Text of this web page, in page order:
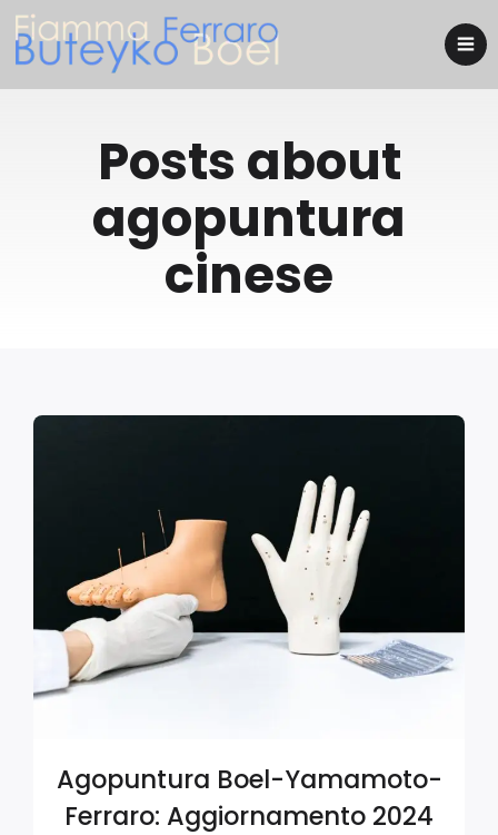
Posts about
agopuntura
cinese
Agopuntura Boel-Yamamoto-
Ferraro: Aggiornamento 2024